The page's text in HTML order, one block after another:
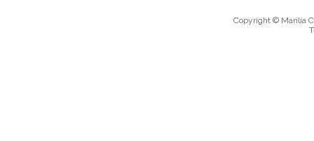
Copyright © Marília